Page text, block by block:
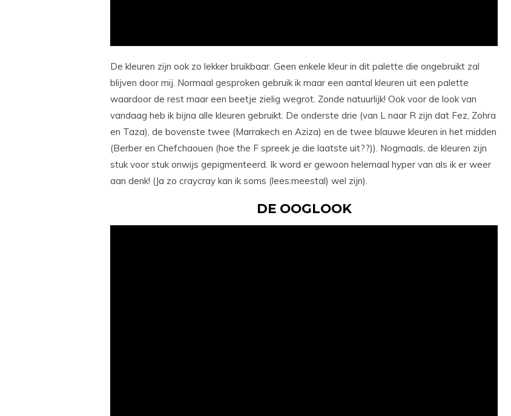
De kleuren zijn ook zo lekker bruikbaar. Geen enkele kleur in dit palette die ongebruikt zal
blijven door mij. Normaal gesproken gebruik ik maar een aantal kleuren uit een palette
waardoor de rest maar een beetje zielig wegrot. Zonde natuurlijk! Ook voor de look van
vandaag heb ik bijna alle kleuren gebruikt. De onderste drie (van L naar R zijn dat Fez, Zohra
en Taza), de bovenste twee (Marrakech en Aziza) en de twee blauwe kleuren in het midden
(Berber en Chefchaouen (hoe the F spreek je die laatste uit??)). Nogmaals, de kleuren zijn
stuk voor stuk onwijs gepigmenteerd. Ik word er gewoon helemaal hyper van als ik er weer
aan denk! (Ja zo craycray kan ik soms (lees:meestal) wel zijn).
DE OOGLOOK